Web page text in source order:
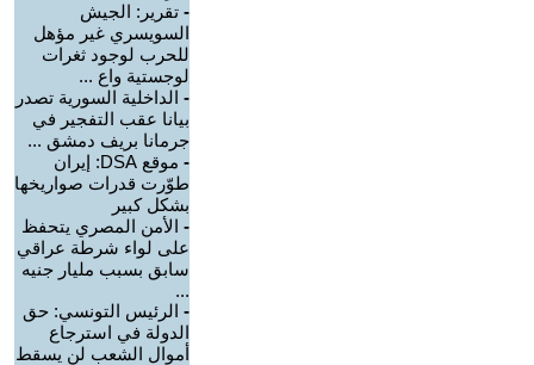
- تقرير: الجيش
السويسري غير مؤهل
للحرب لوجود ثغرات
لوجستية واع ...
- الداخلية السورية تصدر
بيانا عقب التفجير في
جرمانا بريف دمشق ...
-
موقع DSA: إيران
طوّرت قدرات صواريخها
بشكل كبير
- الأمن المصري يتحفظ
على لواء شرطة عراقي
سابق بسبب مليار جنيه
...
- الرئيس التونسي: حق
الدولة في استرجاع
أموال الشعب لن يسقط